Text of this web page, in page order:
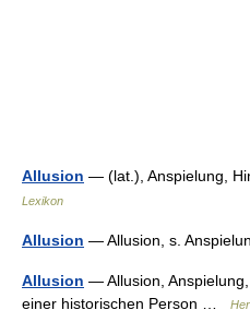
Allusion — (lat.), Anspielung,
Lexikon
Allusion — Allusion, s.
Allusion — Allusion,
einer historischen Person …